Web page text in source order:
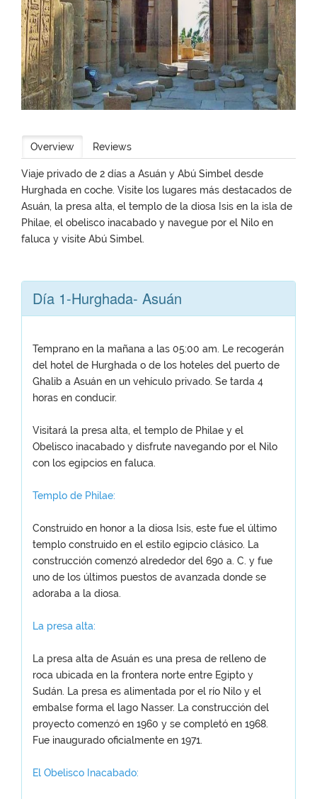
Overview Reviews
Viaje privado de 2 días a Asuán y Abú Simbel desde
Hurghada en coche. Visite los lugares más destacados de
Asuán, la presa alta, el templo de la diosa Isis en la isla de
Philae, el obelisco inacabado y navegue por el Nilo en
faluca y visite Abú Simbel.
Día 1-Hurghada- Asuán
Temprano en la mañana a las 05:00 am. Le recogerán
del hotel de Hurghada o de los hoteles del puerto de
Ghalib a Asuán en un vehículo privado. Se tarda 4
horas en conducir.
Visitará la presa alta, el templo de Philae y el
Obelisco inacabado y disfrute navegando por el Nilo
con los egipcios en faluca.
Templo de Philae:
Construido en honor a la diosa Isis, este fue el último
templo construido en el estilo egipcio clásico. La
construcción comenzó alrededor del 690 a. C. y fue
uno de los últimos puestos de avanzada donde se
adoraba a la diosa.
La presa alta:
La presa alta de Asuán es una presa de relleno de
roca ubicada en la frontera norte entre Egipto y
Sudán. La presa es alimentada por el río Nilo y el
embalse forma el lago Nasser. La construcción del
proyecto comenzó en 1960 y se completó en 1968.
Fue inaugurado oficialmente en 1971.
El Obelisco Inacabado: